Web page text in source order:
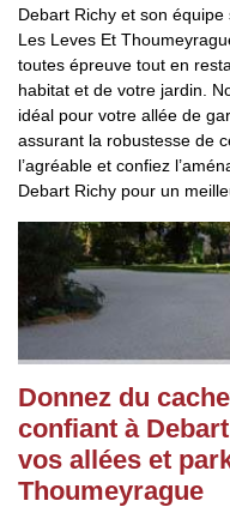
Debart Richy et son
Les Leves Et
toutes épreuve tout en
habitat et de votre jardin.
idéal pour votre allée de
assurant la robustesse de
l’agréable et confiez
Debart Richy pour un
Donnez du
confiant à
vos allées et
Thoumeyrague